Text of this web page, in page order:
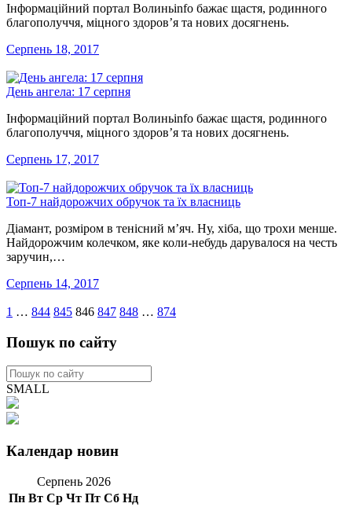
Інформаційний портал Волиньinfo бажає щастя, родинного
благополуччя, міцного здоров’я та нових досягнень.
Серпень 18, 2017
День ангела: 17 серпня
Інформаційний портал Волиньinfo бажає щастя, родинного
благополуччя, міцного здоров’я та нових досягнень.
Серпень 17, 2017
Топ-7 найдорожчих обручок та їх власниць
Діамант, розміром в тенісний м’яч. Ну, хіба, що трохи менше.
Найдорожчим колечком, яке коли-небудь дарувалося на честь
заручин,…
Серпень 14, 2017
1 … 844 845 846 847 848 … 874
Пошук по сайту
SMALL
Календар новин
Серпень 2026
Пн Вт Ср Чт Пт Сб Нд